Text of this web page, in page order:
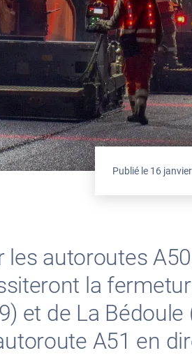
Publié le 16
autoroutes
la
et de La Bédoule
A51 en